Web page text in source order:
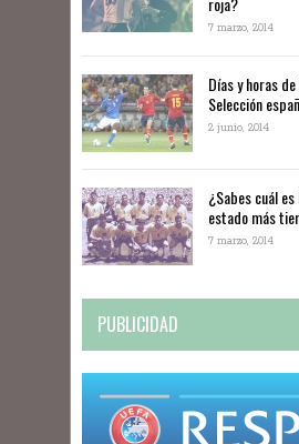
7 marzo, 2014
Días y horas
Selección
2 junio, 2014
¿Sabes cuál
estado más
7 marzo, 2014
PUBLICIDAD